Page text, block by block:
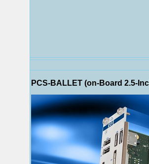
PCS-BALLET (on-Board 2.5-